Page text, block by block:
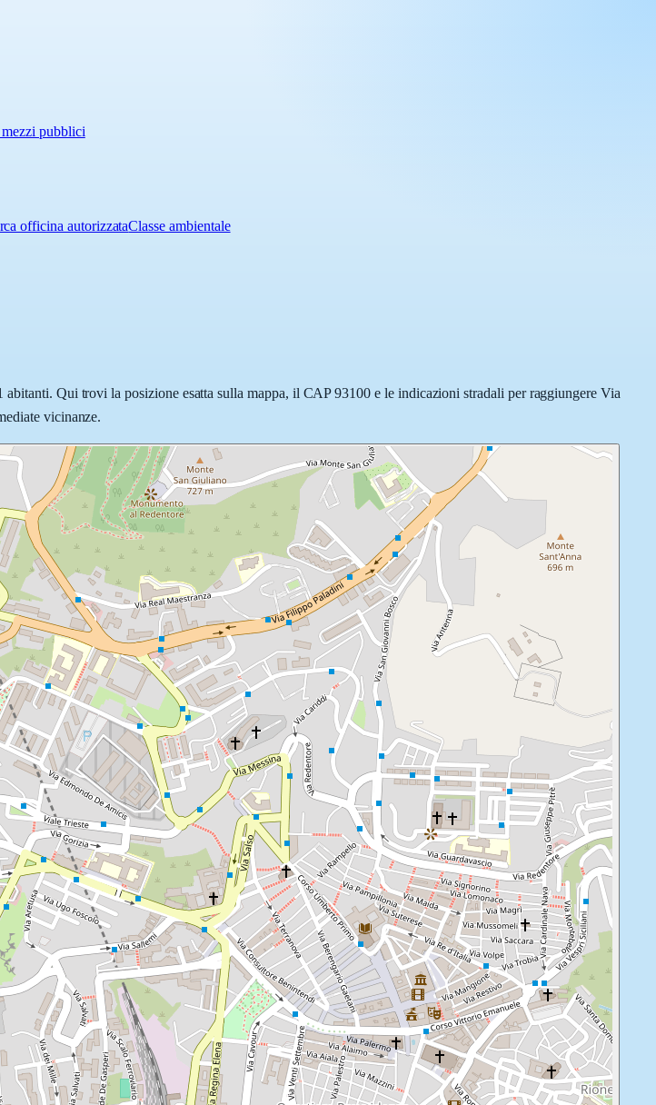
pubblici
officina autorizzataClasse ambientale
Qui trovi la posizione esatta sulla mappa, il CAP 93100 e le indicazioni stradali per raggiungere Via
vicinanze.